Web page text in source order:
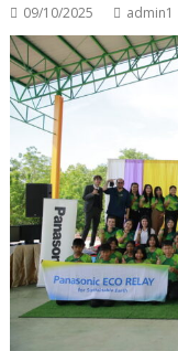
09/10/2025 admin1